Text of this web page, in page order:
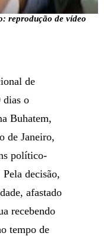
reprodução de vídeo
de
dias o
Buhatem,
de Janeiro,
político-
decisão,
afastado
recebendo
tempo de